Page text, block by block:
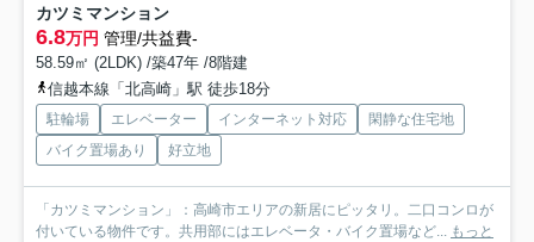
カツミマンション
6.8万円 管理/共益費-
58.59㎡ (2LDK) /築47年 /8階建
信越本線「北高崎」駅 徒歩18分
駐輪場 エレベーター インターネット対応
閑静な住宅地
バイク置場あり
好立地
「カツミマンション」：高崎市エリアの新居にピッタリ。二口コンロが
付いている物件です。共用部にはエレベータ・バイク置場など...
もっと